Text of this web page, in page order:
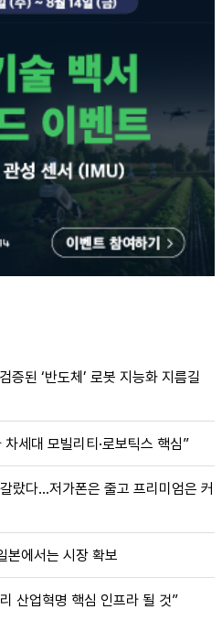
증된 ‘반도체’ 로봇 지능화 지름길
세대 모빌리티·로보틱스 핵심”
랐다…저가폰은 줄고 프리미엄은 커
본에서는 시장 확보
산업혁명 핵심 인프라 될 것”